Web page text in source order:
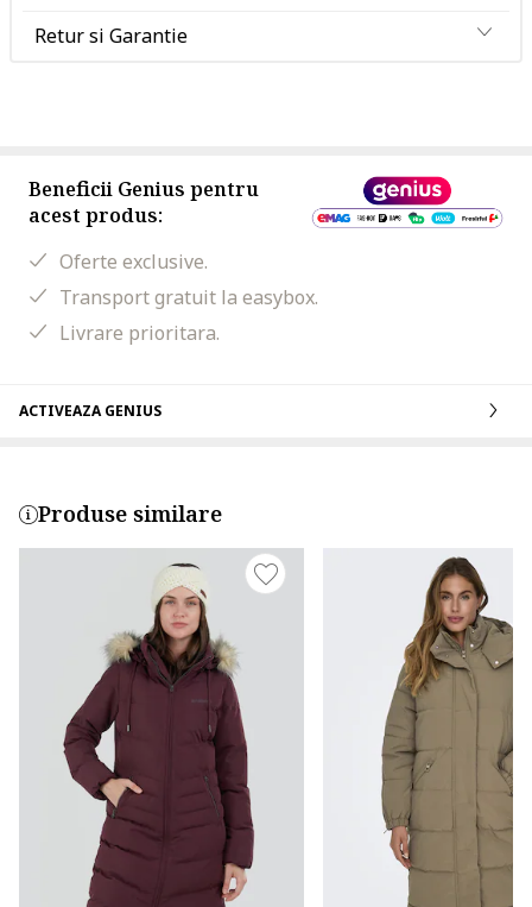
Retur si Garantie
Beneficii Genius pentru
acest produs:
Oferte exclusive.
Transport gratuit la easybox.
Livrare prioritara.
ACTIVEAZA GENIUS
Produse similare